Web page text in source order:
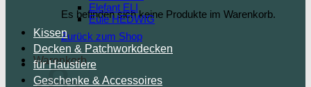
Es befinden sich keine Produkte im Warenkorb.
Zurück zum Shop
Warenkorb
Elefant ELI
Eule HEDWIG
Kissen
Decken & Patchworkdecken
für Haustiere
Geschenke & Accessoires